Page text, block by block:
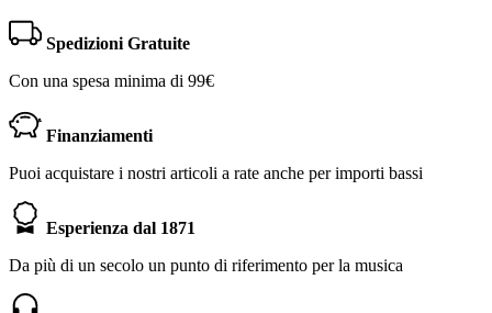
Spedizioni Gratuite
Con una spesa minima di 99€
Finanziamenti
Puoi acquistare i nostri articoli a rate anche per importi bassi
Esperienza dal 1871
Da più di un secolo un punto di riferimento per la musica